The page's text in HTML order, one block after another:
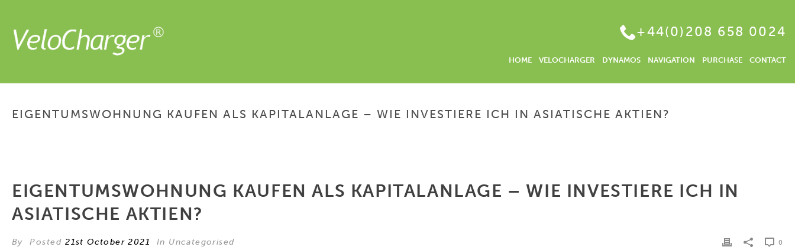
+44(0)208 658 0024
HOME VELOCHARGER DYNAMOS NAVIGATION PURCHASE CONTACT
EIGENTUMSWOHNUNG KAUFEN ALS KAPITALANLAGE – WIE INVESTIERE ICH IN ASIATISCHE AKTIEN?
EIGENTUMSWOHNUNG KAUFEN ALS KAPITALANLAGE – WIE INVESTIERE ICH IN
ASIATISCHE AKTIEN?
By Posted21st October 2021 In Uncategorised 0